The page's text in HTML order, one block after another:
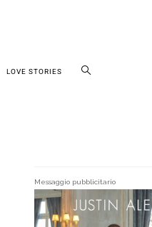
LOVE STORIES
Messaggio pubblicitario